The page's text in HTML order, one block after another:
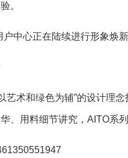
。
中心正在陆续进行形象焕新
艺术和绿色为辅”的设计理
、用料细节讲究，AITO系